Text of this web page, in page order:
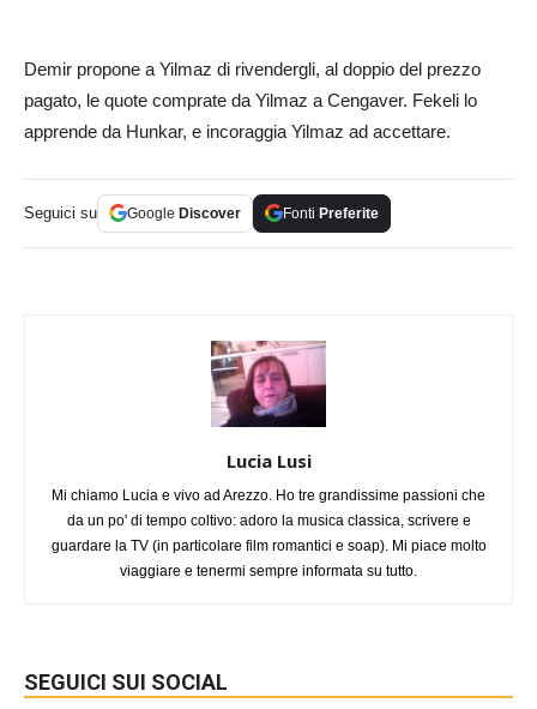
Demir propone a Yilmaz di rivendergli, al doppio del prezzo
pagato, le quote comprate da Yilmaz a Cengaver. Fekeli lo
apprende da Hunkar, e incoraggia Yilmaz ad accettare.
Seguici su Google Discover Fonti Preferite
Lucia Lusi
Mi chiamo Lucia e vivo ad Arezzo. Ho tre grandissime passioni che
da un po' di tempo coltivo: adoro la musica classica, scrivere e
guardare la TV (in particolare film romantici e soap). Mi piace molto
viaggiare e tenermi sempre informata su tutto.
SEGUICI SUI SOCIAL